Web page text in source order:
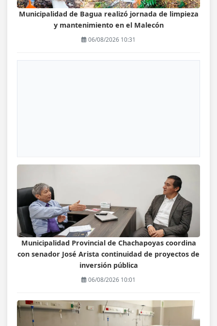
Municipalidad de Bagua realizó jornada de limpieza
y mantenimiento en el Malecón
06/08/2026 10:31
Municipalidad Provincial de Chachapoyas coordina
con senador José Arista continuidad de proyectos de
inversión pública
06/08/2026 10:01